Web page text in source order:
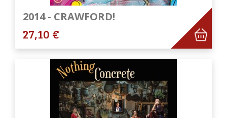
2014 - CRAWFORD!
27,10 €